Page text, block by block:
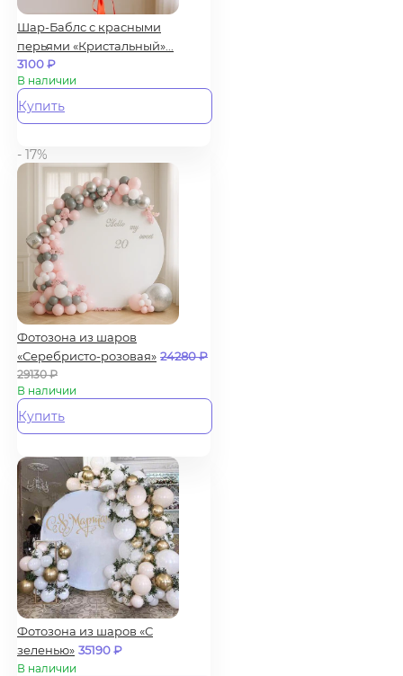
Шар-Баблс с красными
перьями «Кристальный»...
3100₽
В наличии
Купить
- 17%
Фотозона из шаров
«Серебристо-розовая» 24280₽
29130₽
В наличии
Купить
Фотозона из шаров «С
зеленью» 35190₽
В наличии